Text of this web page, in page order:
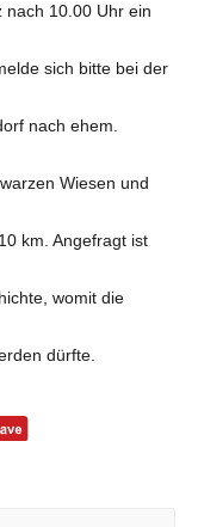
nach 10.00 Uhr ein
sich bitte bei der
nach ehem.
Wiesen und
km. Angefragt ist
womit die
dürfte.